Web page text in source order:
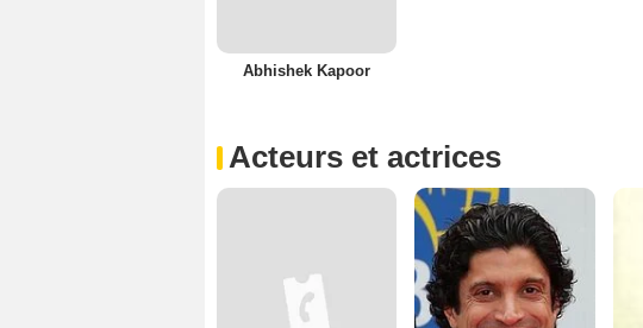
Abhishek Kapoor
Acteurs et actrices